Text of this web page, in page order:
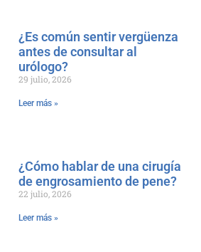
¿Es común sentir vergüenza
antes de consultar al
urólogo?
29 julio, 2026
Leer más »
¿Cómo hablar de una cirugía
de engrosamiento de pene?
22 julio, 2026
Leer más »